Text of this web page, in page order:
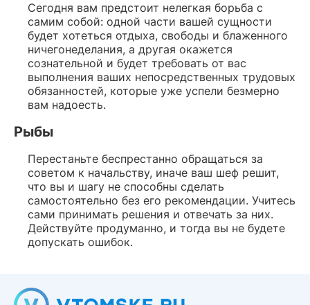
Сегодня вам предстоит нелегкая борьба с
самим собой: одной части вашей сущности
будет хотеться отдыха, свободы и блаженного
ничегонеделания, а другая окажется
сознательной и будет требовать от вас
выполнения ваших непосредственных трудовых
обязанностей, которые уже успели безмерно
вам надоесть.
Рыбы
Перестаньте беспрестанно обращаться за
советом к начальству, иначе ваш шеф решит,
что вы и шагу не способны сделать
самостоятельно без его рекомендации. Учитесь
сами принимать решения и отвечать за них.
Действуйте продуманно, и тогда вы не будете
допускать ошибок.